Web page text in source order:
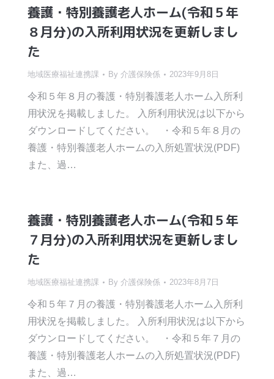
養護・特別養護老人ホーム(令和５年
８月分)の入所利用状況を更新しまし
た
地域医療福祉連携課 By 介護保険係 2023年9月8日
令和５年８月の養護・特別養護老人ホーム入所利
用状況を掲載しました。 入所利用状況は以下から
ダウンロードしてください。 ・令和５年８月の
養護・特別養護老人ホームの入所処置状況(PDF)
また、過…
養護・特別養護老人ホーム(令和５年
７月分)の入所利用状況を更新しまし
た
地域医療福祉連携課 By 介護保険係 2023年8月7日
令和５年７月の養護・特別養護老人ホーム入所利
用状況を掲載しました。 入所利用状況は以下から
ダウンロードしてください。 ・令和５年７月の
養護・特別養護老人ホームの入所処置状況(PDF)
また、過…